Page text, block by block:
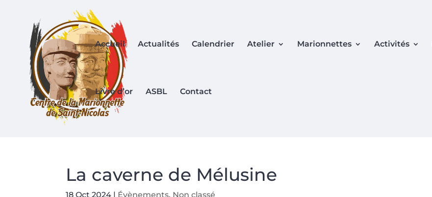
Accueil Actualités Calendrier Atelier Marionnettes Activités
Livre d’or ASBL Contact
La caverne de Mélusine
18 Oct 2024 | Évènements, Non classé